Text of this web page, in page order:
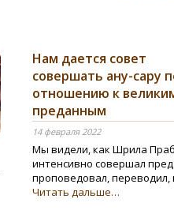
Нам дается совет
совершать ану-сару
отношению к
преданным
14 февраля 2022
Мы видели, как Шрила
интенсивно совершал
проповедовал, переводил,
Читать дальше…